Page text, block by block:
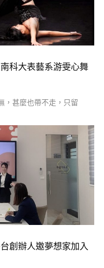
科大表藝系游雯心舞
，甚麼也帶不走，只留
創辦人邀夢想家加入